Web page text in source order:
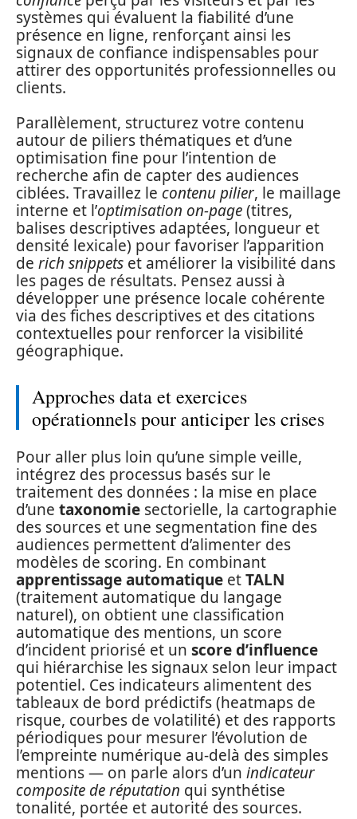
systèmes qui évaluent la fiabilité d’une
présence en ligne, renforçant ainsi les
signaux de confiance indispensables pour
attirer des opportunités professionnelles ou
clients.
Parallèlement, structurez votre contenu
autour de piliers thématiques et d’une
optimisation fine pour l’intention de
recherche afin de capter des audiences
ciblées. Travaillez le contenu pilier, le maillage
interne et l’optimisation on-page(titres,
balises descriptives adaptées, longueur et
densité lexicale) pour favoriser l’apparition
de rich snippets et améliorer la visibilité dans
les pages de résultats. Pensez aussi à
développer une présence locale cohérente
via des fiches descriptives et des citations
contextuelles pour renforcer la visibilité
géographique.
Approches data et exercices
opérationnels pour anticiper les crises
Pour aller plus loin qu’une simple veille,
intégrez des processus basés sur le
traitement des données : la mise en place
d’une taxonomie sectorielle, la cartographie
des sources et une segmentation fine des
audiences permettent d’alimenter des
modèles de scoring. En combinant
apprentissage automatique etTALN
(traitement automatique du langage
naturel), on obtient une classification
automatique des mentions, un score
d’incident priorisé et un score d’influence
qui hiérarchise les signaux selon leur impact
potentiel. Ces indicateurs alimentent des
tableaux de bord prédictifs (heatmaps de
risque, courbes de volatilité) et des rapports
périodiques pour mesurer l’évolution de
l’empreinte numérique au-delà des simples
mentions — on parle alors d’un indicateur
composite de réputation qui synthétise
tonalité, portée et autorité des sources.